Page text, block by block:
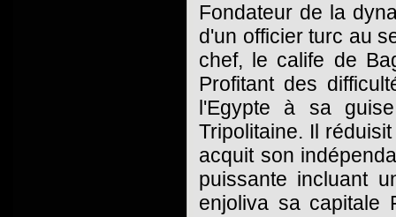
Fondateur de la
d'un officier turc au
chef, le calife de
Profitant des
l'Egypte à sa
Tripolitaine. Il
acquit son
puissante incluant
enjoliva sa capitale